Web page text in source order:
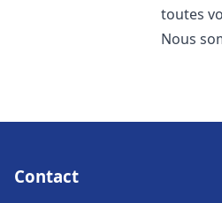
toutes
Nous
Contact